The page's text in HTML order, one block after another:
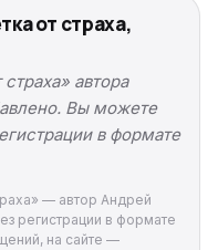
от страха,
автора
Вы можете
в формате
— автор Андрей
регистрации в формате
на сайте —